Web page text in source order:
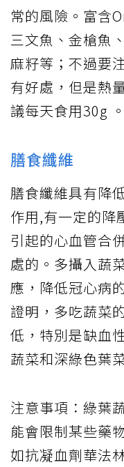
常的風險。富含
三文魚、金槍魚
麻籽等；不過要
有好處，但是熱
議每天食用30g 。
膳食纖維
膳食纖維具有降
作用,有一定的降
引起的心血管合
處的。多攝入蔬
應，降低冠心病
證明，多吃蔬菜
低，特別是缺血
蔬菜和深綠色葉
注意事項：綠葉
能會限制某些藥
如抗凝血劑華法